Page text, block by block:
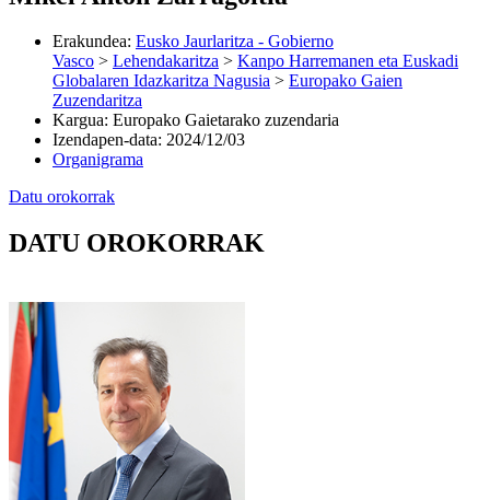
Erakundea: Eusko Jaurlaritza - Gobierno
Vasco > Lehendakaritza > Kanpo Harremanen eta Euskadi
Globalaren Idazkaritza Nagusia > Europako Gaien
Zuzendaritza
Kargua: Europako Gaietarako zuzendaria
Izendapen-data: 2024/12/03
Organigrama
Datu orokorrak
DATU OROKORRAK